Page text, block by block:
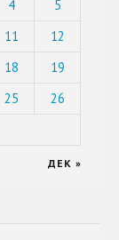
4
5
11
12
18
19
25
26
ДЕК »